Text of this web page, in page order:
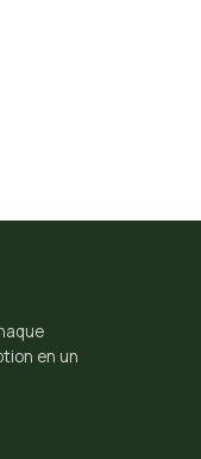
en un